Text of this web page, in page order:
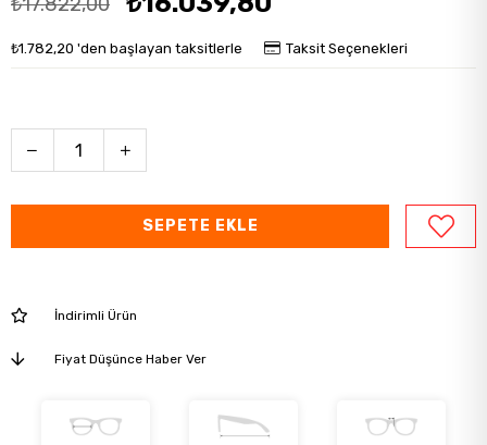
₺1.782,20 'den başlayan taksitlerle Taksit Seçenekleri
İndirimli Ürün
Fiyat Düşünce Haber Ver